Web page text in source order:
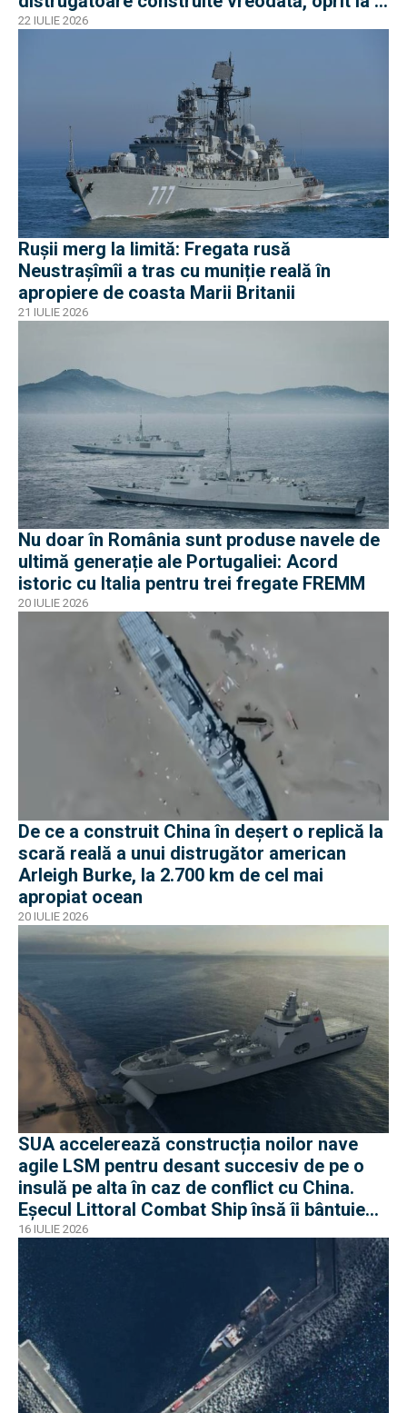
nave
22 IULIE 2026
Rușii merg la limită: Fregata rusă
Neustrașîmîi a tras cu muniție reală în
apropiere de coasta Marii Britanii
21 IULIE 2026
Nu doar în România sunt produse navele de
ultimă generație ale Portugaliei: Acord
istoric cu Italia pentru trei fregate FREMM
20 IULIE 2026
De ce a construit China în deșert o replică la
scară reală a unui distrugător american
Arleigh Burke, la 2.700 km de cel mai
apropiat ocean
20 IULIE 2026
SUA accelerează construcția noilor nave
agile LSM pentru desant succesiv de pe o
insulă pe alta în caz de conflict cu China.
Eșecul Littoral Combat Ship însă îi bântuie
pe americani
16 IULIE 2026